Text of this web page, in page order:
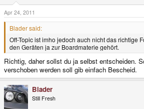
Apr 24, 2011
Blader said:
Off-Topic ist imho jedoch auch nicht das richtige
den Geräten ja zur Boardmaterie gehört.
Richtig, daher sollst du ja selbst entscheiden.
verschoben werden soll gib einfach Bescheid.
Blader
Still Fresh